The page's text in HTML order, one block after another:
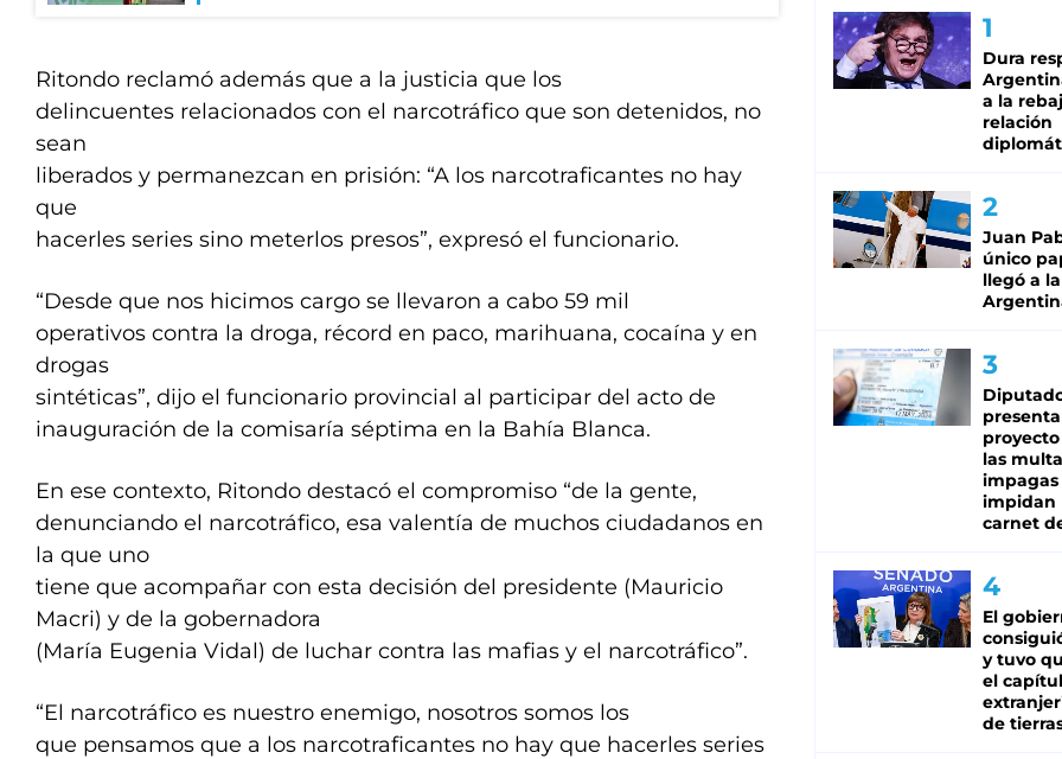
Ritondo reclamó además que a la justicia que los
delincuentes relacionados con el narcotráfico que son detenidos, no
sean
liberados y permanezcan en prisión: “A los narcotraficantes no hay
que
hacerles series sino meterlos presos”, expresó el funcionario.
“Desde que nos hicimos cargo se llevaron a cabo 59 mil
operativos contra la droga, récord en paco, marihuana, cocaína y en
drogas
sintéticas”, dijo el funcionario provincial al participar del acto de
inauguración de la comisaría séptima en la Bahía Blanca.
En ese contexto, Ritondo destacó el compromiso “de la gente,
denunciando el narcotráfico, esa valentía de muchos ciudadanos en
la que uno
tiene que acompañar con esta decisión del presidente (Mauricio
Macri) y de la gobernadora
(María Eugenia Vidal) de luchar contra las mafias y el narcotráfico”.
“El narcotráfico es nuestro enemigo, nosotros somos los
que pensamos que a los narcotraficantes no hay que hacerles series
Dura
a la
relación
Juan
único
llegó a la
las
impagas
impidan
carnet
El
y tuvo
el
de